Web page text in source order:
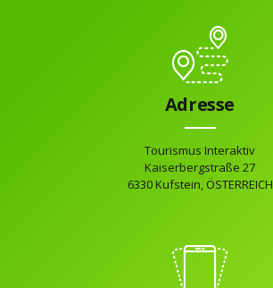
Adresse
Tourismus Interaktiv
Kaiserbergstraße 27
6330 Kufstein, ÖSTERREICH